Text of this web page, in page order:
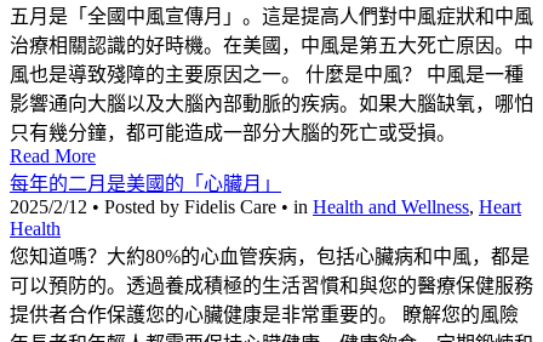
五月是「全國中風宣傳月」。這是提高人們對中風症狀和中風
治療相關認識的好時機。在美國，中風是第五大死亡原因。中
風也是導致殘障的主要原因之一。 什麼是中風？ 中風是一種
影響通向大腦以及大腦內部動脈的疾病。如果大腦缺氧，哪怕
只有幾分鐘，都可能造成一部分大腦的死亡或受損。
Read More
每年的二月是美國的「心臟月」
2025/2/12 • Posted by Fidelis Care • in Health and Wellness, Heart
Health
您知道嗎？大約80%的心血管疾病，包括心臟病和中風，都是
可以預防的。透過養成積極的生活習慣和與您的醫療保健服務
提供者合作保護您的心臟健康是非常重要的。 瞭解您的風險